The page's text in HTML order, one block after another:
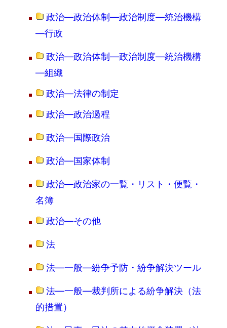
政治―政治体制―政治制度―統治機構
―行政
政治―政治体制―政治制度―統治機構
―組織
政治―法律の制定
政治―政治過程
政治―国際政治
政治―国家体制
政治―政治家の一覧・リスト・便覧・
名簿
政治―その他
法
法―一般―紛争予防・紛争解決ツール
法―一般―裁判所による紛争解決（法
的措置）